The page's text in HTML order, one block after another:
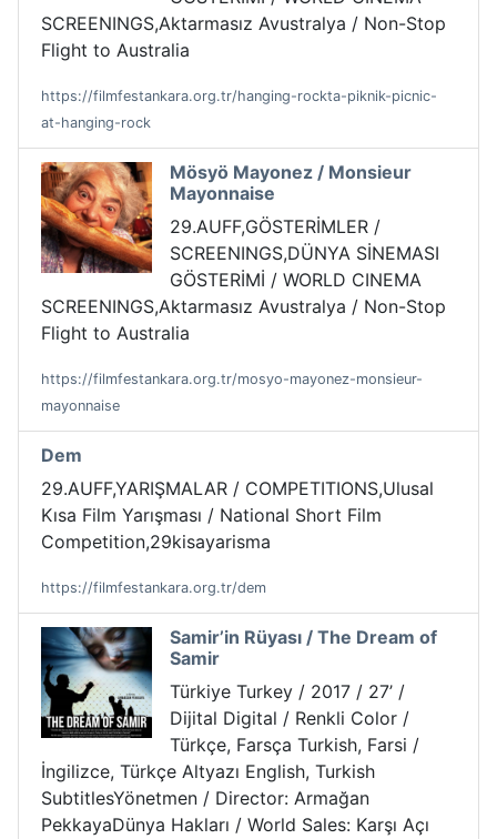
SCREENINGS,Aktarmasız Avustralya / Non-Stop
Flight to Australia
https://filmfestankara.org.tr/hanging-rockta-piknik-picnic-
at-hanging-rock
Mösyö Mayonez / Monsieur
Mayonnaise
29.AUFF,GÖSTERİMLER /
SCREENINGS,DÜNYA SİNEMASI
GÖSTERİMİ / WORLD CINEMA
SCREENINGS,Aktarmasız Avustralya / Non-Stop
Flight to Australia
https://filmfestankara.org.tr/mosyo-mayonez-monsieur-
mayonnaise
Dem
29.AUFF,YARIŞMALAR / COMPETITIONS,Ulusal
Kısa Film Yarışması / National Short Film
Competition,29kisayarisma
https://filmfestankara.org.tr/dem
Samir’in Rüyası / The Dream of
Samir
Türkiye Turkey / 2017 / 27’ /
Dijital Digital / Renkli Color /
Türkçe, Farsça Turkish, Farsi /
İngilizce, Türkçe Altyazı English, Turkish
SubtitlesYönetmen / Director: Armağan
PekkayaDünya Hakları / World Sales: Karşı Açı